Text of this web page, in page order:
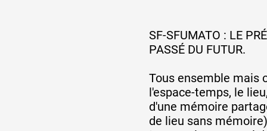
SF-SFUMATO : LE
PASSÉ DU FUTUR.
Tous ensemble mais
l'espace-temps, le
d'une mémoire
de lieu sans